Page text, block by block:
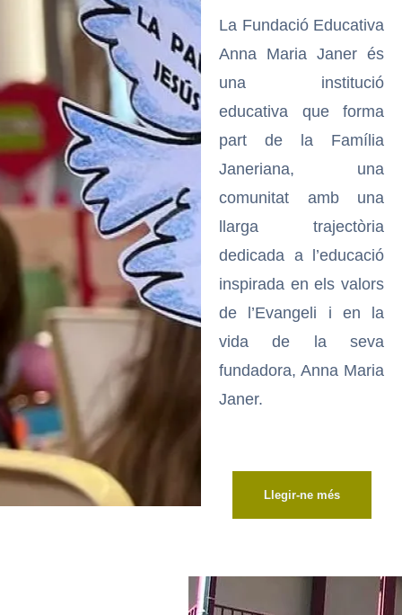
La Fundació Educativa
Anna Maria Janer és
una institució
educativa que forma
part de la Família
Janeriana, una
comunitat amb una
llarga trajectòria
dedicada a l’educació
inspirada en els valors
de l’Evangeli i en la
vida de la seva
fundadora, Anna Maria
Janer.
Llegir-ne més